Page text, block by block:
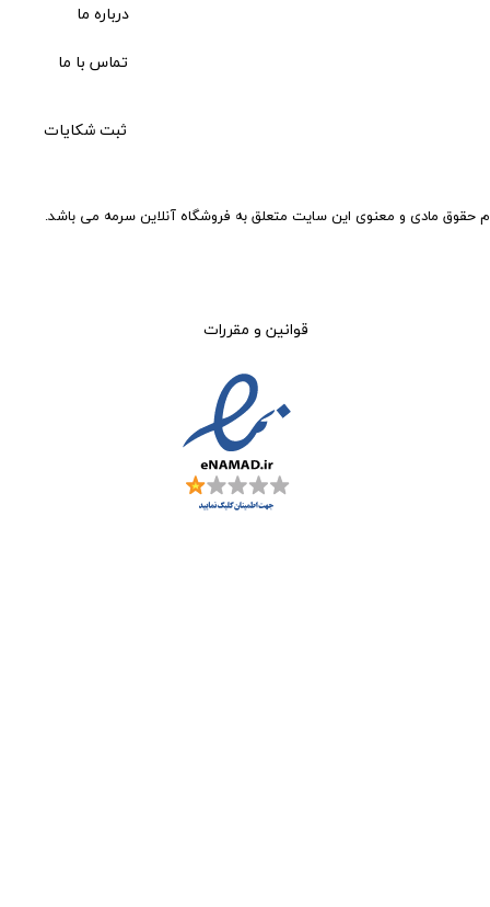
حقوق مادی و معنوی این سایت متعلق به فروشگاه آنلاین سرمه می باشد.
ثبت شکایات
قوانین و مقررات
تماس با ما
درباره ما